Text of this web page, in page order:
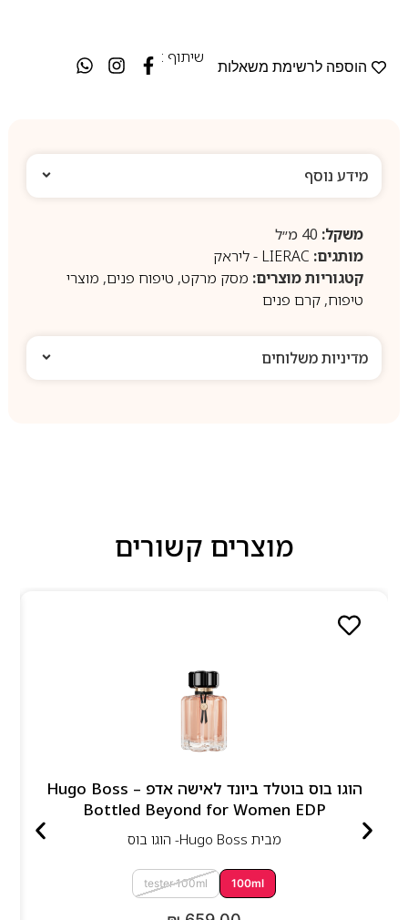
הוספה לרשימת משאלות
שיתוף :
מידע נוסף
משקל:40 מ״ל
מותגים: LIERAC - ליראק
קטגוריות מוצרים: מסק מרקט, טיפוח פנים, מוצרי
טיפוח, קרם פנים
מדיניות משלוחים
מוצרים קשורים
הוגו בוס בוטלד ביונד לאישה אדפ – Hugo Boss
Bottled Beyond for Women EDP
מבית Hugo Boss- הוגו בוס
100ml
tester 100ml